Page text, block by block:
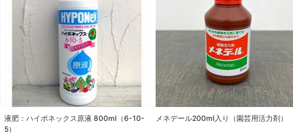
液肥：ハイポネックス原液 800ml（6-10-
5）
メネデール200ml入り（園芸用活力剤）